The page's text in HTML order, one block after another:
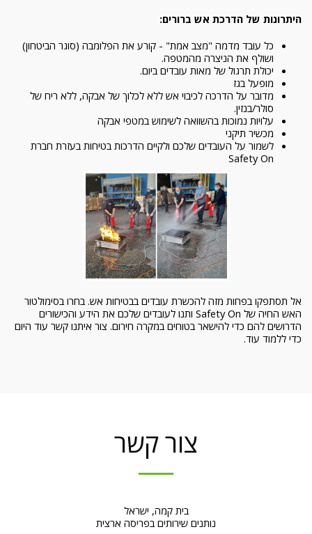
היתרונות של הדרכת אש ברורים:
כל עובד מדמה "מצב אמת" - קורע את הפלומבה (סוגר הביטחון)
ושולף את הניצרה מהמטפה.
יכולת תרגול של מאות עובדים ביום.
מופעל בגז
מדובר על הדרכה לכיבוי אש ללא לכלוך של אבקה, ללא ריח של
סולר/בנזין.
עלויות נמוכות בהשוואה לשימוש במטפי אבקה
מכשיר תיקני
לשמור על העובדים שלכם ולקיים הדרכות בטיחות בעזרת חברת
Safety On
אל תסתפקו בפחות מזה להכשרת עובדים בבטיחות אש. בחרו בסימולטור
האש החיה של Safety On ותנו לעובדים שלכם את הידע והכישורים
הדרושים להם כדי להישאר בטוחים במקרה חירום. צור איתנו קשר עוד היום
כדי ללמוד עוד.
צור קשר
בית קמה, ישראל
נותנים שירותים בפריסה ארצית